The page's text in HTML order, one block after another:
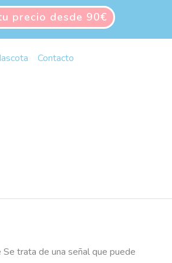
precio desde 90€
Contacto
trata de una señal que puede